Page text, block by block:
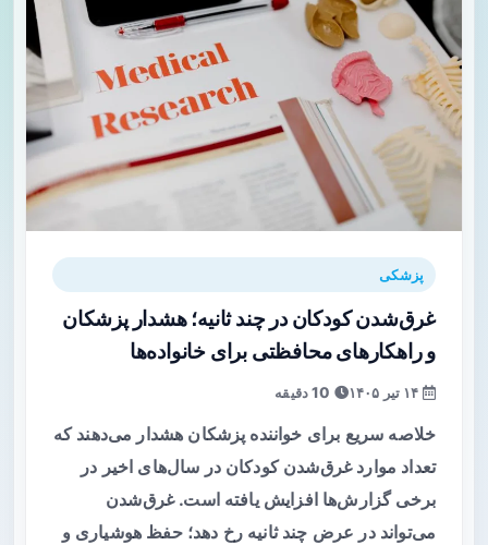
پزشکی
غرق‌شدن کودکان در چند ثانیه؛ هشدار پزشکان
و راهکارهای محافظتی برای خانواده‌ها
خلاصه سریع برای خواننده پزشکان هشدار می‌دهند که
تعداد موارد غرق‌شدن کودکان در سال‌های اخیر در
برخی گزارش‌ها افزایش یافته است. غرق‌‌شدن
می‌تواند در عرض چند ثانیه رخ دهد؛ حفظ هوشیاری و